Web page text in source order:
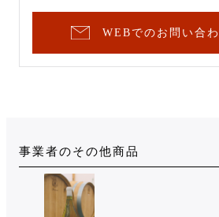
WEBでのお問い合
事業者のその他商品